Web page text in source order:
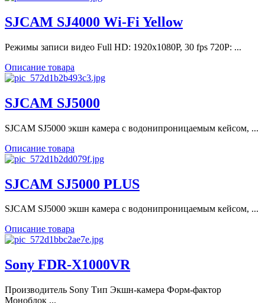
SJCAM SJ4000 Wi-Fi Yellow
Режимы записи видео Full HD: 1920х1080P, 30 fps 720P: ...
Описание товара
SJCAM SJ5000
SJCAM SJ5000 экшн камера с водонипроницаемым кейсом, ...
Описание товара
SJCAM SJ5000 PLUS
SJCAM SJ5000 экшн камера с водонипроницаемым кейсом, ...
Описание товара
Sony FDR-X1000VR
Производитель Sony Тип Экшн-камера Форм-фактор
Моноблок ...